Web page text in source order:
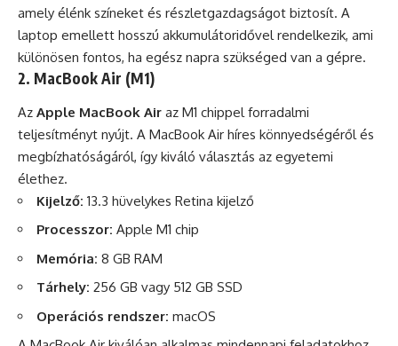
amely élénk színeket és részletgazdagságot biztosít. A
laptop emellett hosszú akkumulátoridővel rendelkezik, ami
különösen fontos, ha egész napra szükséged van a gépre.
2. MacBook Air (M1)
Az Apple MacBook Air az M1 chippel forradalmi
teljesítményt nyújt. A MacBook Air híres könnyedségéről és
megbízhatóságáról, így kiváló választás az egyetemi
élethez.
Kijelző: 13.3 hüvelykes Retina kijelző
Processzor: Apple M1 chip
Memória: 8 GB RAM
Tárhely: 256 GB vagy 512 GB SSD
Operációs rendszer: macOS